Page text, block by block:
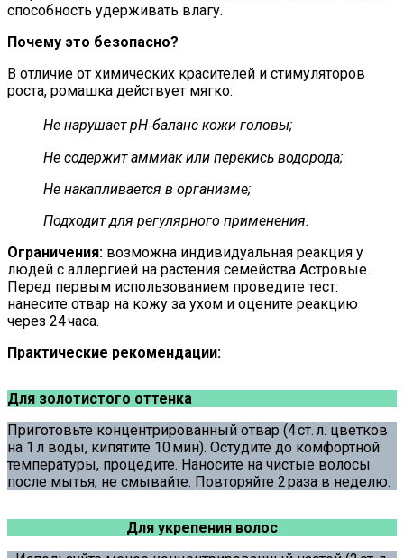
способность удерживать влагу.
Почему это безопасно?
В отличие от химических красителей и стимуляторов
роста, ромашка действует мягко:
Не нарушает pH‑баланс кожи головы;
Не содержит аммиак или перекись водорода;
Не накапливается в организме;
Подходит для регулярного применения.
Ограничения: возможна индивидуальная реакция у
людей с аллергией на растения семейства Астровые.
Перед первым использованием проведите тест:
нанесите отвар на кожу за ухом и оцените реакцию
через 24 часа.
Практические рекомендации:
Для золотистого оттенка
Приготовьте концентрированный отвар (4 ст. л. цветков
на 1 л воды, кипятите 10 мин). Остудите до комфортной
температуры, процедите. Наносите на чистые волосы
после мытья, не смывайте. Повторяйте 2 раза в неделю.
Для укрепения волос